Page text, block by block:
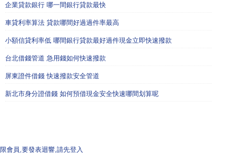
企業貸款銀行 哪一間銀行貸款最快
車貸利率算法 貸款哪間好過過件率最高
小額信貸利率低 哪間銀行貸款最好過件現金立即快速撥款
台北借錢管道 急用錢如何快速撥款
屏東證件借錢 快速撥款安全管道
新北市身分證借錢 如何預借現金安全快速哪間划算呢
限會員,要發表迴響,請先登入